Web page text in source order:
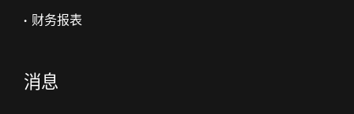
• 财务报表
消息